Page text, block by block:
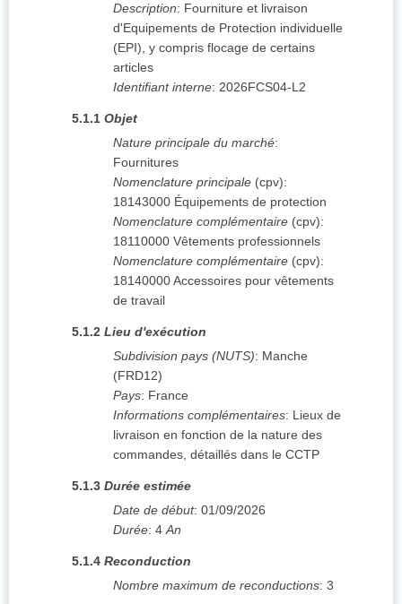
Description: Fourniture et livraison
d'Equipements de Protection individuelle
(EPI), y compris flocage de certains
articles
Identifiant interne: 2026FCS04-L2
5.1.1 Objet
Nature principale du marché:
Fournitures
Nomenclature principale (cpv):
18143000 Équipements de protection
Nomenclature complémentaire (cpv):
18110000 Vêtements professionnels
Nomenclature complémentaire (cpv):
18140000Accessoires pour vêtements
de travail
5.1.2 Lieu d'exécution
Subdivision pays (NUTS): Manche
(FRD12)
Pays: France
Informations complémentaires: Lieux de
livraison en fonction de la nature des
commandes, détaillés dans le CCTP
5.1.3 Durée estimée
Date de début: 01/09/2026
Durée: 4 An
5.1.4 Reconduction
Nombre maximum de reconductions: 3